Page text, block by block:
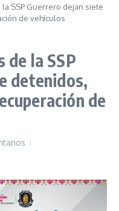
SSP Guerrero dejan siete
de vehículos
de la SSP
detenidos,
de